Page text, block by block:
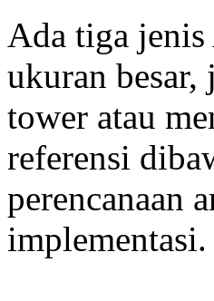
Ada tiga
ukuran besar,
tower atau
referensi
perencanaan
implementasi.